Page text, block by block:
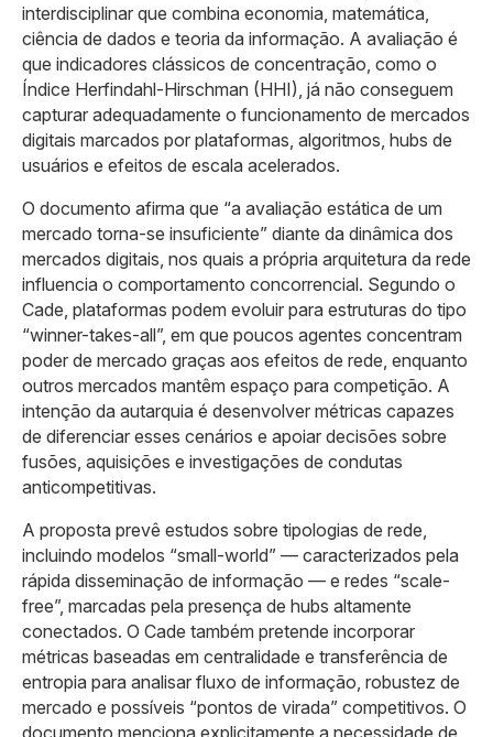
interdisciplinar que combina economia, matemática,
ciência de dados e teoria da informação. A avaliação é
que indicadores clássicos de concentração, como o
Índice Herfindahl-Hirschman (HHI), já não conseguem
capturar adequadamente o funcionamento de mercados
digitais marcados por plataformas, algoritmos, hubs de
usuários e efeitos de escala acelerados.
O documento afirma que “a avaliação estática de um
mercado torna-se insuficiente” diante da dinâmica dos
mercados digitais, nos quais a própria arquitetura da rede
influencia o comportamento concorrencial. Segundo o
Cade, plataformas podem evoluir para estruturas do tipo
“winner-takes-all”, em que poucos agentes concentram
poder de mercado graças aos efeitos de rede, enquanto
outros mercados mantêm espaço para competição. A
intenção da autarquia é desenvolver métricas capazes
de diferenciar esses cenários e apoiar decisões sobre
fusões, aquisições e investigações de condutas
anticompetitivas.
A proposta prevê estudos sobre tipologias de rede,
incluindo modelos “small-world” — caracterizados pela
rápida disseminação de informação — e redes “scale-
free”, marcadas pela presença de hubs altamente
conectados. O Cade também pretende incorporar
métricas baseadas em centralidade e transferência de
entropia para analisar fluxo de informação, robustez de
mercado e possíveis “pontos de virada” competitivos. O
documento menciona explicitamente a necessidade de